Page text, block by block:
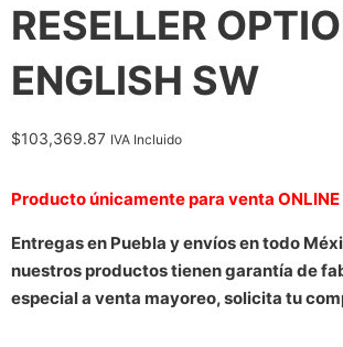
RESELLER
ENGLISH SW
$103,369.87 IVA Incluido
Producto únicamente para venta ONLINE
Entregas en Puebla y envíos en todo
nuestros productos tienen garantía de
especial a venta mayoreo, solicita tu